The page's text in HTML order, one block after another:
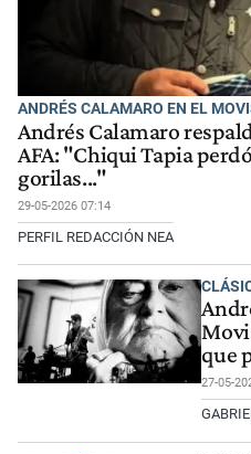
ANDRÉS CALAMARO EN EL
Andrés Calamaro
AFA: "Chiqui Tapia
gorilas..."
29-05-2026 07:14
PERFIL REDACCIÓN NEA
que
27-05-